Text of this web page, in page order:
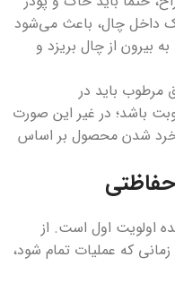
داخل چال، باعث می‌شود
بیرون از چال بریزد و
مرطوب باید در
باشد؛ در غیر این صورت
شدن محصول بر اساس
اولویت اول است. از
که عملیات تمام شود،